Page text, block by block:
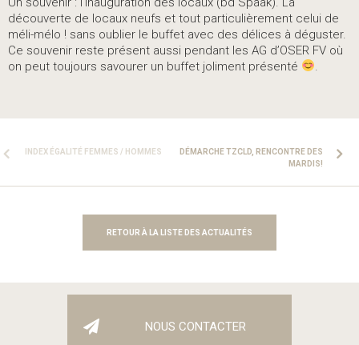
NOUS CONTACTER
découverte de locaux neufs et tout particulièrement celui de
méli-mélo ! sans oublier le buffet avec des délices à déguster.
Ce souvenir reste présent aussi pendant les AG d’OSER FV où
on peut toujours savourer un buffet joliment présenté
.
INDEX ÉGALITÉ FEMMES / HOMMES
DÉMARCHE TZCLD, RENCONTRE DES
MARDIS!
RETOUR À LA LISTE DES ACTUALITÉS